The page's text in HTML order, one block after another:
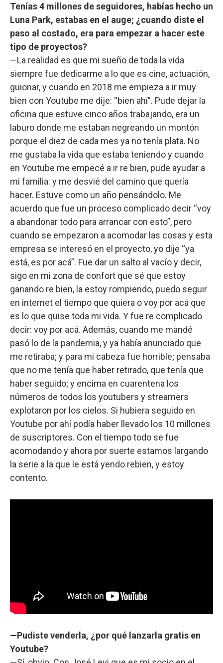
Tenías 4 millones de seguidores, habías hecho un
Luna Park, estabas en el auge; ¿cuando diste el
paso al costado, era para empezar a hacer este
tipo de proyectos?
—La realidad es que mi sueño de toda la vida
siempre fue dedicarme a lo que es cine, actuación,
guionar, y cuando en 2018 me empieza a ir muy
bien con Youtube me dije: “bien ahí”. Pude dejar la
oficina que estuve cinco años trabajando, era un
laburo donde me estaban negreando un montón
porque el diez de cada mes ya no tenía plata. No
me gustaba la vida que estaba teniendo y cuando
en Youtube me empecé a ir re bien, pude ayudar a
mi familia: y me desvié del camino que quería
hacer. Estuve como un año pensándolo. Me
acuerdo que fue un proceso complicado decir “voy
a abandonar todo para arrancar con esto”, pero
cuando se empezaron a acomodar las cosas y esta
empresa se interesó en el proyecto, yo dije “ya
está, es por acá”. Fue dar un salto al vacío y decir,
sigo en mi zona de confort que sé que estoy
ganando re bien, la estoy rompiendo, puedo seguir
en internet el tiempo que quiera o voy por acá que
es lo que quise toda mi vida. Y fue re complicado
decir: voy por acá. Además, cuando me mandé
pasó lo de la pandemia, y ya había anunciado que
me retiraba; y para mi cabeza fue horrible; pensaba
que no me tenía que haber retirado, que tenía que
haber seguido; y encima en cuarentena los
números de todos los youtubers y streamers
explotaron por los cielos. Si hubiera seguido en
Youtube por ahí podía haber llevado los 10 millones
de suscriptores. Con el tiempo todo se fue
acomodando y ahora por suerte estamos largando
la serie a la que le está yendo rebien, y estoy
contento.
—Pudiste venderla, ¿por qué lanzarla gratis en
Youtube?